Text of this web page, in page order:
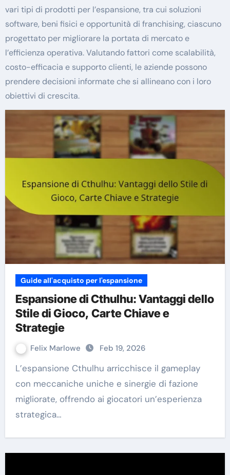
vari tipi di prodotti per l’espansione, tra cui soluzioni
software, beni fisici e opportunità di franchising, ciascuno
progettato per migliorare la portata di mercato e
l’efficienza operativa. Valutando fattori come scalabilità,
costo-efficacia e supporto clienti, le aziende possono
prendere decisioni informate che si allineano con i loro
obiettivi di crescita.
Guide all'acquisto per l'espansione
Espansione di Cthulhu: Vantaggi dello
Stile di Gioco, Carte Chiave e
Strategie
Felix Marlowe Feb 19, 2026
L’espansione Cthulhu arricchisce il gameplay
con meccaniche uniche e sinergie di fazione
migliorate, offrendo ai giocatori un’esperienza
strategica…